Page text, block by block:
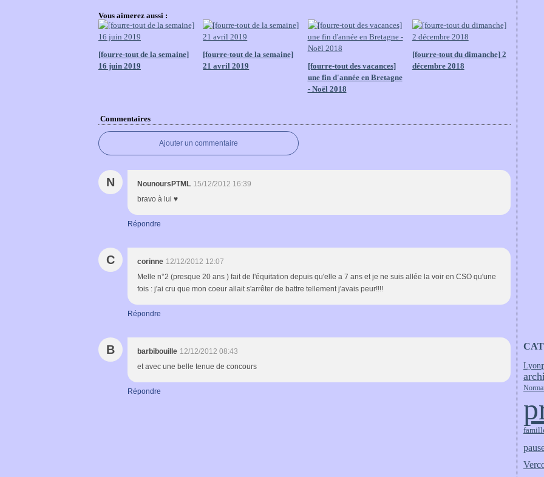
Vous aimerez aussi :
[fourre-tout de la semaine]
16 juin 2019
[fourre-tout de la semaine]
21 avril 2019
[fourre-tout des vacances]
une fin d'année en Bretagne
- Noël 2018
[fourre-tout du dimanche] 2
décembre 2018
Commentaires
Ajouter un commentaire
N NounoursPTML 15/12/2012 16:39
bravo à lui ♥
Répondre
C corinne 12/12/2012 12:07
Melle n°2 (presque 20 ans ) fait de l'équitation depuis qu'elle a 7 ans et je ne suis allée la voir en CSO qu'une
fois : j'ai cru que mon coeur allait s'arrêter de battre tellement j'avais peur!!!!
Répondre
B barbibouille 12/12/2012 08:43
et avec une belle tenue de concours
Répondre
Lyon